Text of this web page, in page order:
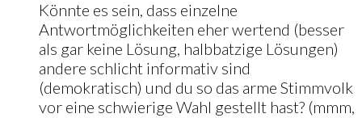
Könnte es sein, dass einzelne
Antwortmöglichkeiten eher wertend (besser
als gar keine Lösung, halbbatzige Lösungen)
andere schlicht informativ sind
(demokratisch) und du so das arme Stimmvolk
vor eine schwierige Wahl gestellt hast? (mmm,